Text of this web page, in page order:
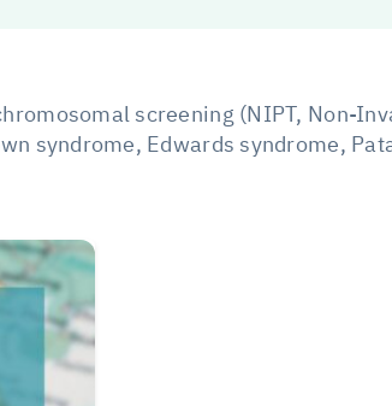
screening (NIPT, Non-
syndrome, Edwards syndrome,